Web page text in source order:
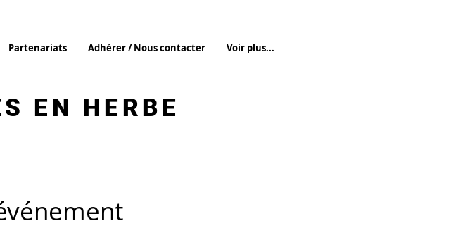
Partenariats Adhérer / Nous contacter Voir plus...
EN HERBE